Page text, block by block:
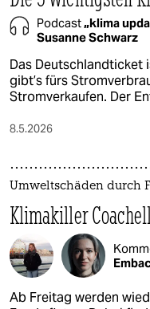
Podcast„klima
Susanne Schwarz
Das Deutschlandticket
gibt’s fürs
Stromverkaufen. Der
8.5.2026
Umweltschäden durch
Klimakiller
Ab Freitag werden